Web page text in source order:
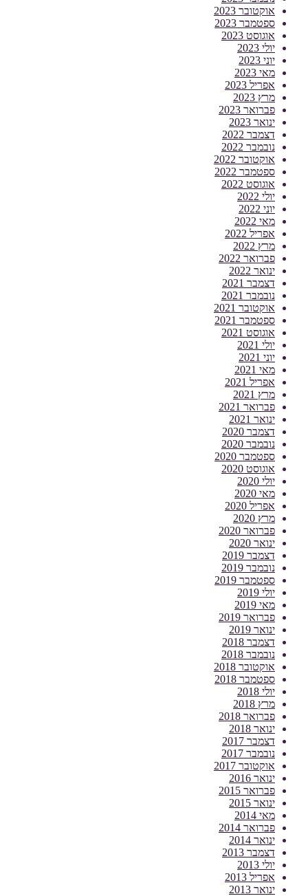
אוקטובר 2023
ספטמבר 2023
אוגוסט 2023
יולי 2023
יוני 2023
מאי 2023
אפריל 2023
מרץ 2023
פברואר 2023
ינואר 2023
דצמבר 2022
נובמבר 2022
אוקטובר 2022
ספטמבר 2022
אוגוסט 2022
יולי 2022
יוני 2022
מאי 2022
אפריל 2022
מרץ 2022
פברואר 2022
ינואר 2022
דצמבר 2021
נובמבר 2021
אוקטובר 2021
ספטמבר 2021
אוגוסט 2021
יולי 2021
יוני 2021
מאי 2021
אפריל 2021
מרץ 2021
פברואר 2021
ינואר 2021
דצמבר 2020
נובמבר 2020
ספטמבר 2020
אוגוסט 2020
יולי 2020
מאי 2020
אפריל 2020
מרץ 2020
פברואר 2020
ינואר 2020
דצמבר 2019
נובמבר 2019
ספטמבר 2019
יולי 2019
מאי 2019
פברואר 2019
ינואר 2019
דצמבר 2018
נובמבר 2018
אוקטובר 2018
ספטמבר 2018
יולי 2018
מרץ 2018
פברואר 2018
ינואר 2018
דצמבר 2017
נובמבר 2017
אוקטובר 2017
ינואר 2016
פברואר 2015
ינואר 2015
מאי 2014
פברואר 2014
ינואר 2014
דצמבר 2013
יולי 2013
אפריל 2013
ינואר 2013